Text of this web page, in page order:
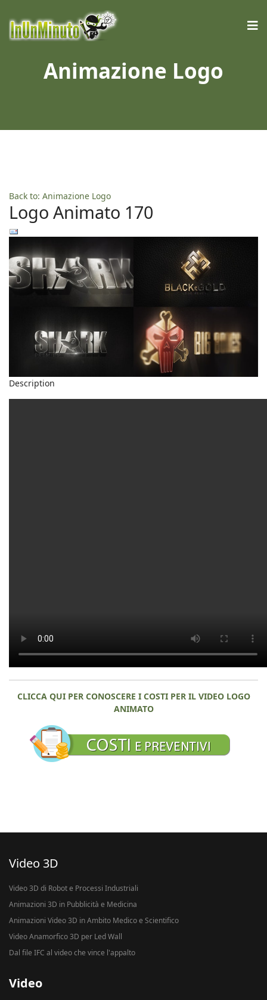
Animazione Logo
Back to: Animazione Logo
Logo Animato 170
Description
CLICCA QUI PER CONOSCERE I COSTI PER IL VIDEO LOGO
ANIMATO
Video 3D
Video 3D di Robot e Processi Industriali
Animazioni 3D in Pubblicità e Medicina
Animazioni Video 3D in Ambito Medico e Scientifico
Video Anamorfico 3D per Led Wall
Dal file IFC al video che vince l'appalto
Video